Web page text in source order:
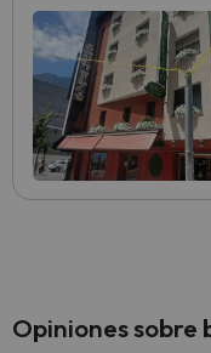
Opiniones sobre